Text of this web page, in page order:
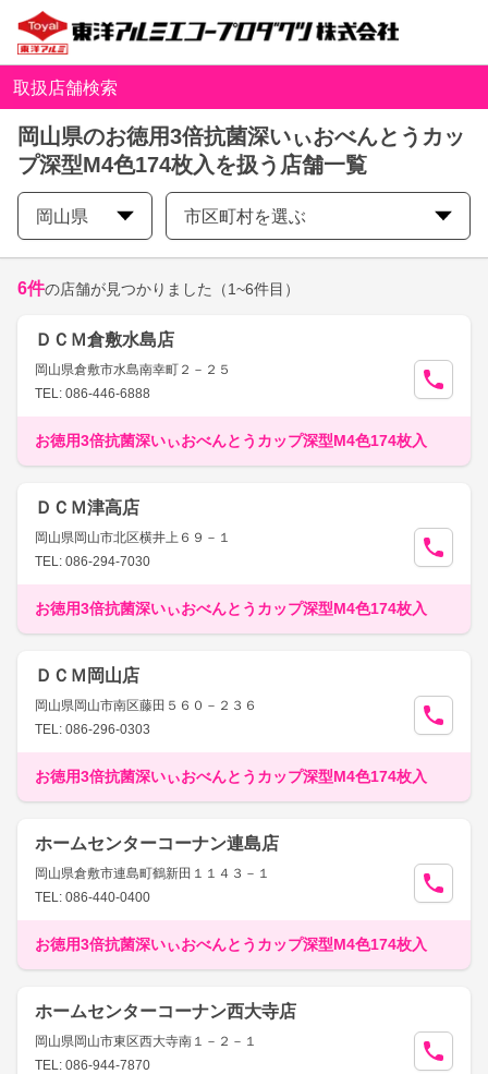
取扱店舗検索
岡山県のお徳用3倍抗菌深いぃおべんとうカッ
プ深型M4色174枚入を扱う店舗一覧
岡山県 市区町村を選ぶ
6件の店舗が見つかりました （1~6件目）
ＤＣＭ倉敷水島店
岡山県倉敷市水島南幸町２－２５
TEL: 086-446-6888
お徳用3倍抗菌深いぃおべんとうカップ深型M4色174枚入
ＤＣＭ津高店
岡山県岡山市北区横井上６９－１
TEL: 086-294-7030
お徳用3倍抗菌深いぃおべんとうカップ深型M4色174枚入
ＤＣＭ岡山店
岡山県岡山市南区藤田５６０－２３６
TEL: 086-296-0303
お徳用3倍抗菌深いぃおべんとうカップ深型M4色174枚入
ホームセンターコーナン連島店
岡山県倉敷市連島町鶴新田１１４３－１
TEL: 086-440-0400
お徳用3倍抗菌深いぃおべんとうカップ深型M4色174枚入
ホームセンターコーナン西大寺店
岡山県岡山市東区西大寺南１－２－１
TEL: 086-944-7870